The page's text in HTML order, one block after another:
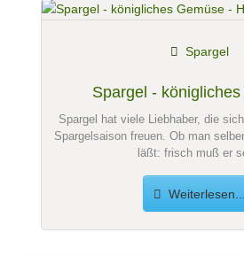
Spargel -
Spargel
Spargel hat viele Liebhaber, die
Spargelsaison freuen. Ob man
läßt: frisch muß er
Weiterlesen...